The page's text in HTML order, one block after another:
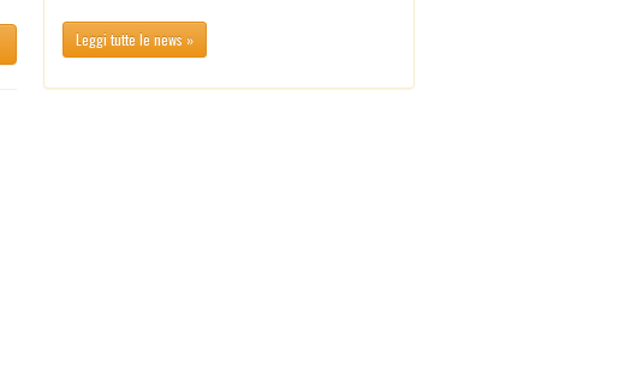
Leggi tutte le news »